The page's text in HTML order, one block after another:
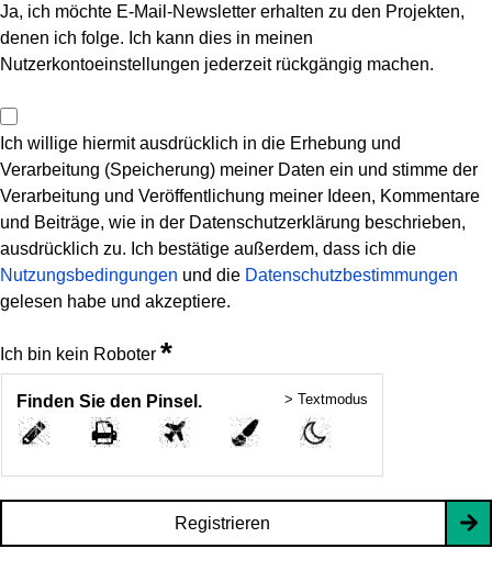
Ja, ich möchte E-Mail-Newsletter erhalten zu den Projekten,
denen ich folge. Ich kann dies in meinen
Nutzerkontoeinstellungen jederzeit rückgängig machen.
Ich willige hiermit ausdrücklich in die Erhebung und
Verarbeitung (Speicherung) meiner Daten ein und stimme der
Verarbeitung und Veröffentlichung meiner Ideen, Kommentare
und Beiträge, wie in der Datenschutzerklärung beschrieben,
ausdrücklich zu. Ich bestätige außerdem, dass ich die
Nutzungsbedingungen und die Datenschutzbestimmungen
gelesen habe und akzeptiere.
Ich bin kein Roboter *
Finden Sie den Pinsel. > Textmodus
Registrieren